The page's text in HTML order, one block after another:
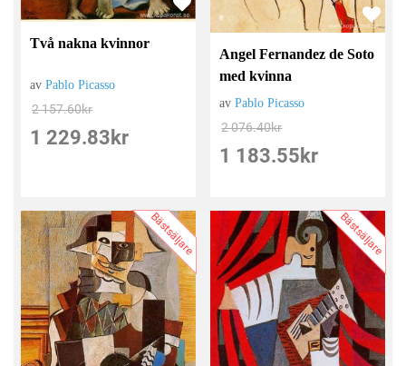
Två nakna kvinnor
avPablo Picasso
2 157.60kr
1 229.83 kr
Angel Fernandez de Soto
med kvinna
avPablo Picasso
2 076.40kr
1 183.55 kr
Bästsäljare Bästsäljare